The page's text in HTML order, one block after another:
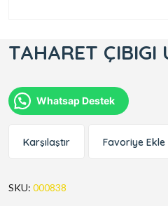
TAHARET ÇIBIGI
Whatsap Destek
Karşılaştır Favoriye Ekle
SKU: 000838